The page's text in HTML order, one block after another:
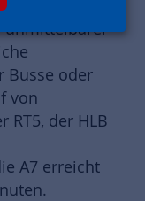
unmittelbarer
Busse oder
von
RT5, der HLB
A7 erreicht